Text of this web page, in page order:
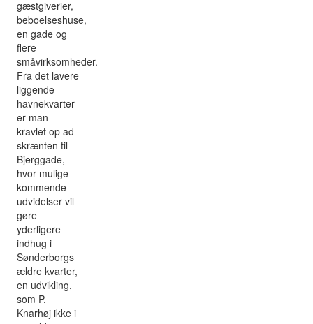
gæstgiverier,
beboelseshuse,
en gade og
flere
småvirksomheder.
Fra det lavere
liggende
havnekvarter
er man
kravlet op ad
skrænten til
Bjerggade,
hvor mulige
kommende
udvidelser vil
gøre
yderligere
indhug i
Sønderborgs
ældre kvarter,
en udvikling,
som P.
Knarhøj ikke i